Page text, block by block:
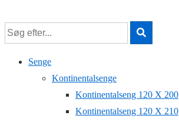
Hop
til
hovedindhold
Senge
Kontinentalsenge
Kontinentalseng 120 X 200
Kontinentalseng 120 X 210